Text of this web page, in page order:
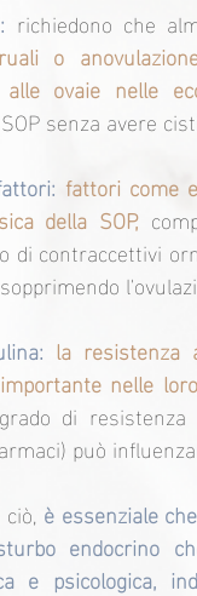
o
ovaie nelle
senza avere
fattori come
della SOP,
di contraccettivi
la resistenza
nelle
di
può
è essenziale
endocrino
e psicologica,